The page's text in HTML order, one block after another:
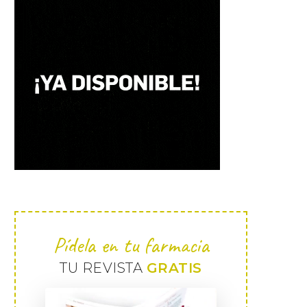
Pídela en tu farmacia
TU REVISTA GRATIS